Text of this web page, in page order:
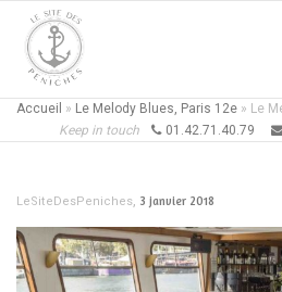
Accueil » Le Melody Blues, Paris 12e » Le
Keep in touch
01.42.71.40.79
LeSiteDesPeniches, 3 janvier 2018